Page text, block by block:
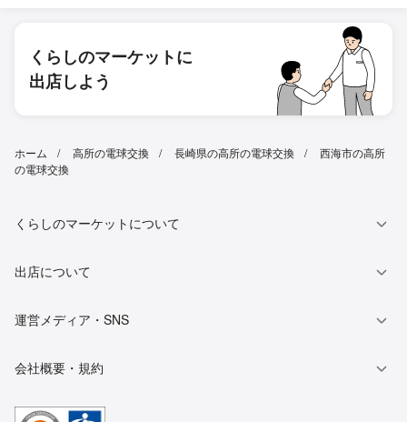
くらしのマーケットに
出店しよう
ホーム 高所の電球交換 長崎県の高所の電球交換
西海市の高所
の電球交換
くらしのマーケットについて
出店について
運営メディア・SNS
会社概要・規約